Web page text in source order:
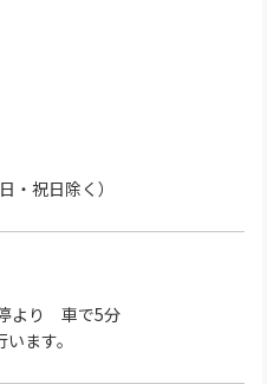
祝日除く）
より 車で5分
ます。